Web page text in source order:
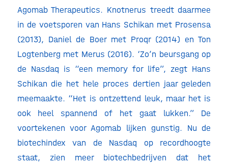
Agomab Therapeutics. Knotnerus treedt daarmee
in de voetsporen van Hans Schikan met Prosensa
(2013), Daniel de Boer met Proqr (2014) en Ton
Logtenberg met Merus (2016). ‘Zo’n beursgang op
de Nasdaq is “een memory for life”, zegt Hans
Schikan die het hele proces dertien jaar geleden
meemaakte. “Het is ontzettend leuk, maar het is
ook heel spannend of het gaat lukken.” De
voortekenen voor Agomab lijken gunstig. Nu de
biotechindex van de Nasdaq op recordhoogte
staat, zien meer biotechbedrijven dat het